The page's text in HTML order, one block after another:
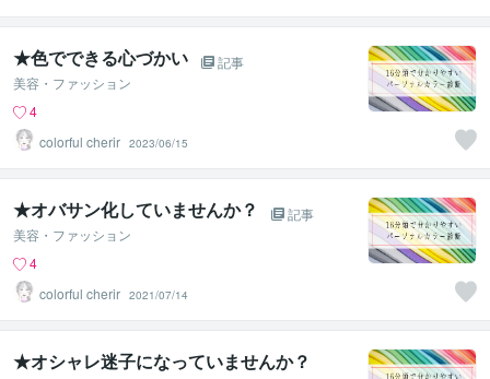
★色でできる心づかい
記事
美容・ファッション
4
colorful cherir 2023/06/15
★オバサン化していませんか？
記事
美容・ファッション
4
colorful cherir 2021/07/14
★オシャレ迷子になっていませんか？